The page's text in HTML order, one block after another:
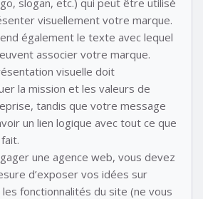
visuellement votre marque.
également le texte avec lequel
associer votre marque.
visuelle doit
la mission et les valeurs de
tandis que votre message
un lien logique avec tout ce que
une agence web, vous devez
d’exposer vos idées sur
les fonctionnalités du site (ne vous